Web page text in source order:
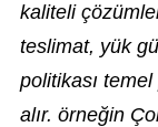
kaliteli
teslimat, yük
politikası
alır. örneğin